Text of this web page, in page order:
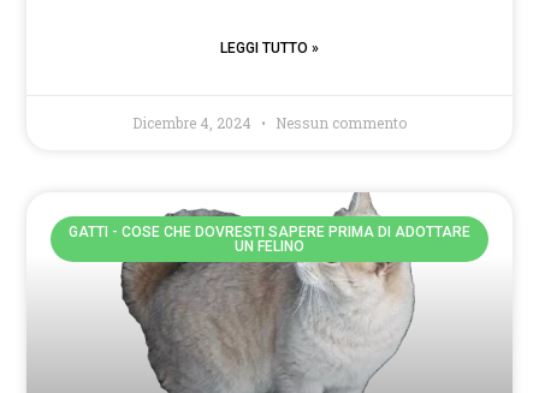
LEGGI TUTTO »
Dicembre 4, 2024 Nessun commento
GATTI - COSE CHE DOVRESTI SAPERE PRIMA DI ADOTTARE
UN FELINO